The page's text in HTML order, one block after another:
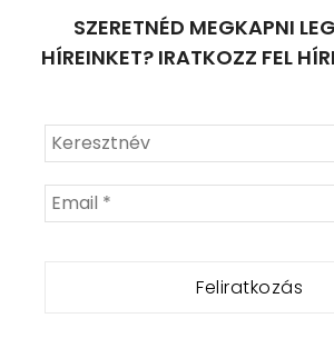
SZERETNÉD MEGKAPNI
HÍREINKET? IRATKOZZ FEL